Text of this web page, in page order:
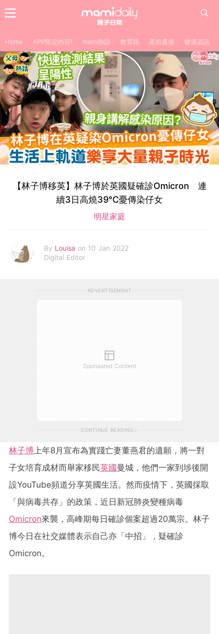
Home APP限定內容! mami熱話 教育路 產前產後 健康資訊
【林子博移英】林子博於英國疑確診Omicron 連
續3日高燒39°C憂傳染仔女
明星家庭
By Louisa on 10 Jan 2022
Digital Editor
ADVERTISEMENT
Sponsored Content
CONTINUE READING
林子博 上年8月宣布為實踐亡妻董燕君的遺願，將一對
子女培育成材而舉家移民英國曼城，他們一家到埗後開
設YouTube頻道分享英國生活。然而疫情下，英國採取
「與病毒共存」的政策，近日新冠肺炎變種病毒
Omicron來襲，高峰期每日確診個案超過20萬宗。林子
博今日在社交媒體表示自己亦「中招」，疑確診
Omicron。